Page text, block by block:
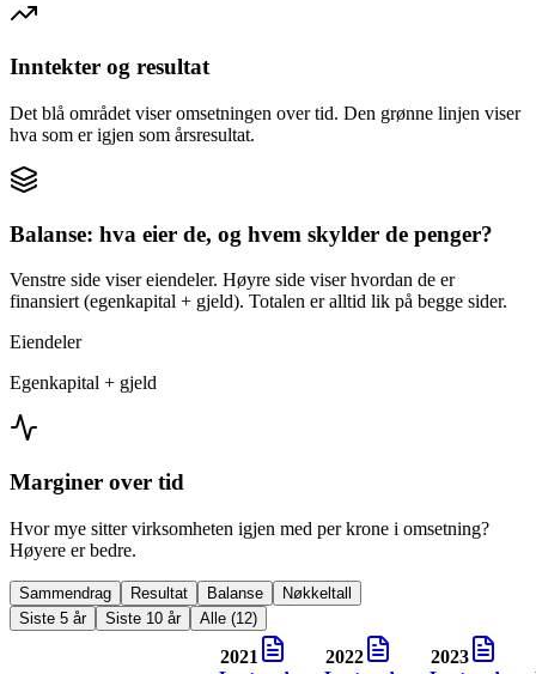
Inntekter og resultat
Det blå området viser omsetningen over tid. Den grønne linjen viser
hva som er igjen som årsresultat.
Balanse: hva eier de, og hvem skylder de penger?
Venstre side viser eiendeler. Høyre side viser hvordan de er
finansiert (egenkapital + gjeld). Totalen er alltid lik på begge sider.
Eiendeler
Egenkapital + gjeld
Marginer over tid
Hvor mye sitter virksomheten igjen med per krone i omsetning?
Høyere er bedre.
Sammendrag Resultat Balanse
Nøkkeltall
Siste 5 år
Siste 10 år Alle (12)
2021
2022
2023